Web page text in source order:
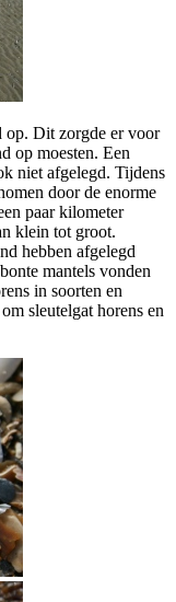
op. Dit zorgde er voor
op moesten. Een
niet afgelegd. Tijdens
door de enorme
paar kilometer
klein tot groot.
hebben afgelegd
mantels vonden
in soorten en
sleutelgat horens en